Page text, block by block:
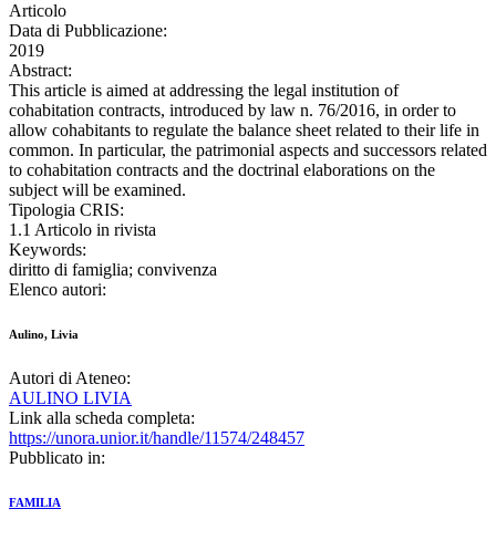
Articolo
Data di Pubblicazione:
2019
Abstract:
This article is aimed at addressing the legal institution of
cohabitation contracts, introduced by law n. 76/2016, in order to
allow cohabitants to regulate the balance sheet related to their life in
common. In particular, the patrimonial aspects and successors related
to cohabitation contracts and the doctrinal elaborations on the
subject will be examined.
Tipologia CRIS:
1.1 Articolo in rivista
Keywords:
diritto di famiglia; convivenza
Elenco autori:
Aulino, Livia
Autori di Ateneo:
AULINO LIVIA
Link alla scheda completa:
https://unora.unior.it/handle/11574/248457
Pubblicato in:
FAMILIA